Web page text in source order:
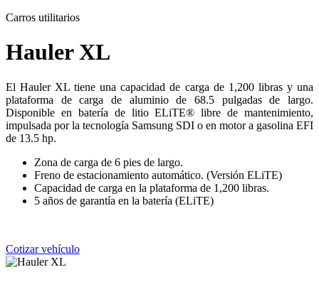
Carros utilitarios
Hauler XL
El Hauler XL tiene una capacidad de carga de 1,200 libras y una
plataforma de carga de aluminio de 68.5 pulgadas de largo.
Disponible en batería de litio ELiTE® libre de mantenimiento,
impulsada por la tecnología Samsung SDI o en motor a gasolina EFI
de 13.5 hp.
Zona de carga de 6 pies de largo.
Freno de estacionamiento automático. (Versión ELiTE)
Capacidad de carga en la plataforma de 1,200 libras.
5 años de garantía en la batería (ELiTE)
Cotizar vehículo